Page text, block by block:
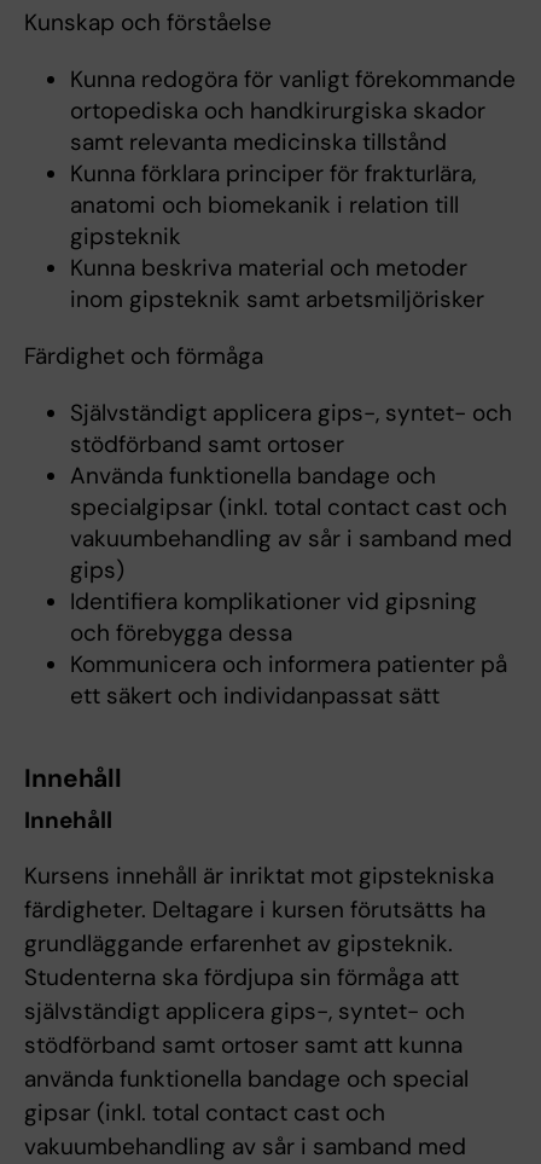
Kunskap och förståelse
Kunna redogöra för vanligt förekommande
ortopediska och handkirurgiska skador
samt relevanta medicinska tillstånd
Kunna förklara principer för frakturlära,
anatomi och biomekanik i relation till
gipsteknik
Kunna beskriva material och metoder
inom gipsteknik samt arbetsmiljörisker
Färdighet och förmåga
Självständigt applicera gips-, syntet- och
stödförband samt ortoser
Använda funktionella bandage och
specialgipsar (inkl. total contact cast och
vakuumbehandling av sår i samband med
gips)
Identifiera komplikationer vid gipsning
och förebygga dessa
Kommunicera och informera patienter på
ett säkert och individanpassat sätt
Innehåll
Innehåll
Kursens innehåll är inriktat mot gipstekniska
färdigheter. Deltagare i kursen förutsätts ha
grundläggande erfarenhet av gipsteknik.
Studenterna ska fördjupa sin förmåga att
självständigt applicera gips-, syntet- och
stödförband samt ortoser samt att kunna
använda funktionella bandage och special
gipsar (inkl. total contact cast och
vakuumbehandling av sår i samband med